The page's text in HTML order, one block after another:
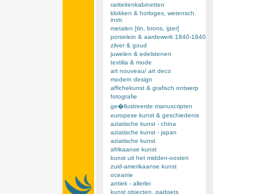
rariteitenkabinetten
klokken & horloges, wetensch.
instr.
metalen [tin, brons, ijzer]
porselein & aardewerk 1840-1940
zilver & goud
juwelen & edelstenen
textilia & mode
art nouveau/ art deco
modern design
affichekunst & grafisch ontwerp
fotografie
ge�llustreerde manuscripten
europese kunst & geschiedenis
aziatische kunst - china
aziatische kunst - japan
aziatische kunst
afrikaanse kunst
kunst uit het midden-oosten
zuid-amerikaanse kunst
oceanie
antiek - allerlei
kunst objecten, gadgets